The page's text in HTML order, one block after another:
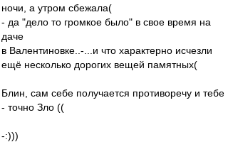
ночи, а утром сбежала(
- да "дело то громкое было" в свое время на
даче
в Валентиновке..-...и что характерно исчезли
ещё несколько дорогих вещей памятных(
Блин, сам себе получается противоречу и тебе
- точно Зло ((
-:)))